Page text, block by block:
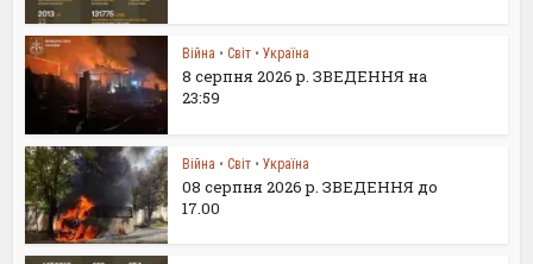
Війна • Світ • Україна
8 серпня 2026 р. ЗВЕДЕННЯ на
23:59
Війна • Світ • Україна
08 серпня 2026 р. ЗВЕДЕННЯ до
17.00